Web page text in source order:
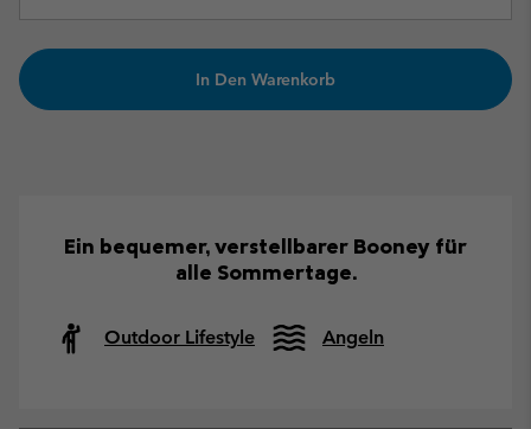
In Den Warenkorb
Ein bequemer, verstellbarer Booney für
alle Sommertage.
Outdoor Lifestyle Angeln